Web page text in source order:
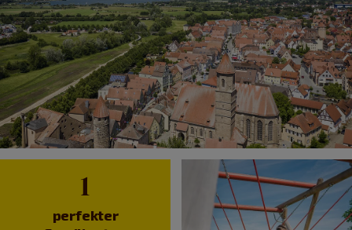
1
perfekter